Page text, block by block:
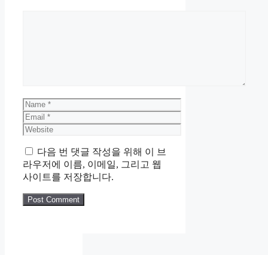
Name
Email
Website
다음 번 댓글 작성을 위해 이 브
라우저에 이름, 이메일, 그리고 웹
사이트를 저장합니다.